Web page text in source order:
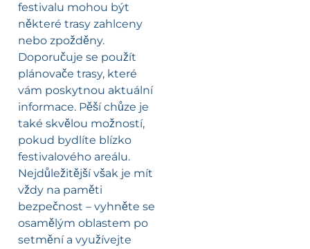
festivalu mohou být
některé trasy zahlceny
nebo zpožděny.
Doporučuje se použít
plánovače trasy, které
vám poskytnou aktuální
informace. Pěší chůze je
také skvělou možností,
pokud bydlíte blízko
festivalového areálu.
Nejdůležitější však je mít
vždy na paměti
bezpečnost – vyhněte se
osamělým oblastem po
setmění a využívejte